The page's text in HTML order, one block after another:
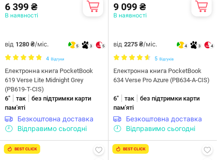
6 399 ₴
В наявності
від 1280 ₴/міс. 5 3 5
4 Відгуки
Електронна книга PocketBook
619 Verse Lite Midnight Grey
(PB619-T-CIS)
6"
так
без підтримки карти
пам'яті
Безкоштовна доставка
Відправимо сьогодні
9 099 ₴
В наявності
від 2275 ₴/міс. 4 3 4
5 Відгуків
Електронна книга PocketBook
634 Verse Pro Azure (PB634-A-CIS)
6" так
без підтримки карти
пам'яті
Безкоштовна доставка
Відправимо сьогодні
BEST CLICK BEST CLICK